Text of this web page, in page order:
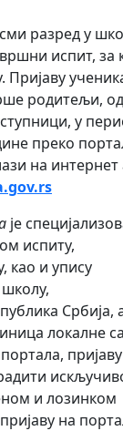
разред у
испит, за
Пријаву
родитељи,
у
преко
на
је
испиту,
као и упису
Србија,
локалне
и лозинком
на